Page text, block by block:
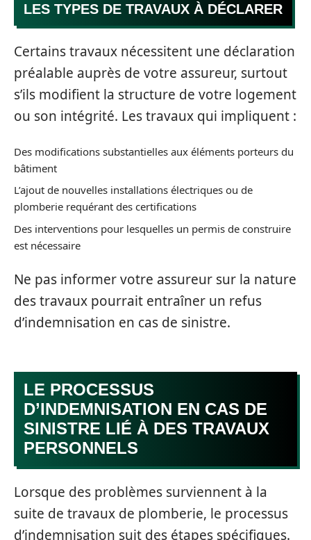
LES TYPES DE TRAVAUX À DÉCLARER
Certains travaux nécessitent une déclaration
préalable auprès de votre assureur, surtout
s’ils modifient la structure de votre logement
ou son intégrité. Les travaux qui impliquent :
Des modifications substantielles aux éléments porteurs du
bâtiment
L’ajout de nouvelles installations électriques ou de
plomberie requérant des certifications
Des interventions pour lesquelles un permis de construire
est nécessaire
Ne pas informer votre assureur sur la nature
des travaux pourrait entraîner un refus
d’indemnisation en cas de sinistre.
LE PROCESSUS
D’INDEMNISATION EN CAS DE
SINISTRE LIÉ À DES TRAVAUX
PERSONNELS
Lorsque des problèmes surviennent à la
suite de travaux de plomberie, le processus
d’indemnisation suit des étapes spécifiques.